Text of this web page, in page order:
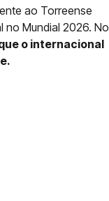
ao Torreense
no Mundial 2026. No
o internacional